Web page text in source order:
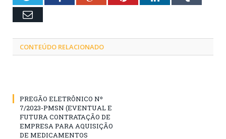
Email
CONTEÚDO RELACIONADO
PREGÃO ELETRÔNICO Nº
7/2023-PMSN (EVENTUAL E
FUTURA CONTRATAÇÃO DE
EMPRESA PARA AQUISIÇÃO
DE MEDICAMENTOS